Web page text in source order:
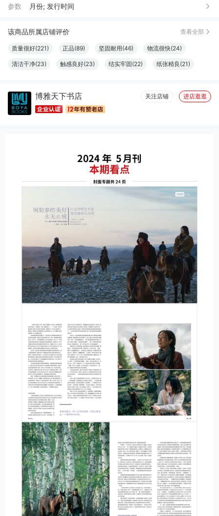
参数 月份; 发行时间
该商品所属店铺评价 查看全部
质量很好(221) 正品(89) 坚固耐用(46) 物流很快(24)
清洁干净(23) 触感良好(23) 结实牢固(22) 纸张精良(21)
厚度适中(18) 设计一流(17) 容量够大(14)
优美详细(13) 包装很好(11)
博雅天下书店 关注店铺 进店逛逛